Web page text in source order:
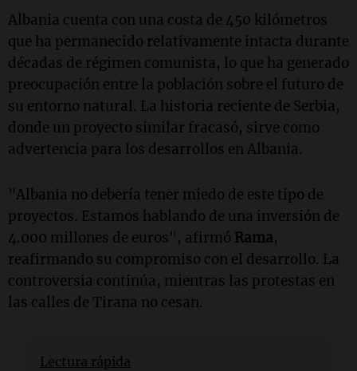
Albania cuenta con una costa de 450 kilómetros
que ha permanecido relativamente intacta durante
décadas de régimen comunista, lo que ha generado
preocupación entre la población sobre el futuro de
su entorno natural. La historia reciente de Serbia,
donde un proyecto similar fracasó, sirve como
advertencia para los desarrollos en Albania.
"Albania no debería tener miedo de este tipo de
proyectos. Estamos hablando de una inversión de
4.000 millones de euros", afirmó Rama,
reafirmando su compromiso con el desarrollo. La
controversia continúa, mientras las protestas en
las calles de Tirana no cesan.
Lectura rápida